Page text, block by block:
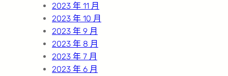
2023 年 11 月
2023 年 10 月
2023 年 9 月
2023 年 8 月
2023 年 7 月
2023 年 6 月